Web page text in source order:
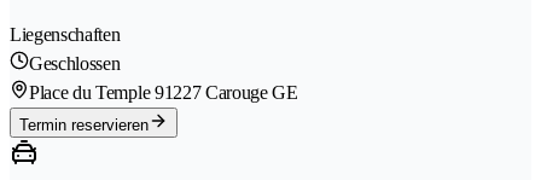
Liegenschaften
Geschlossen
Place du Temple 91227 Carouge GE
Termin reservieren